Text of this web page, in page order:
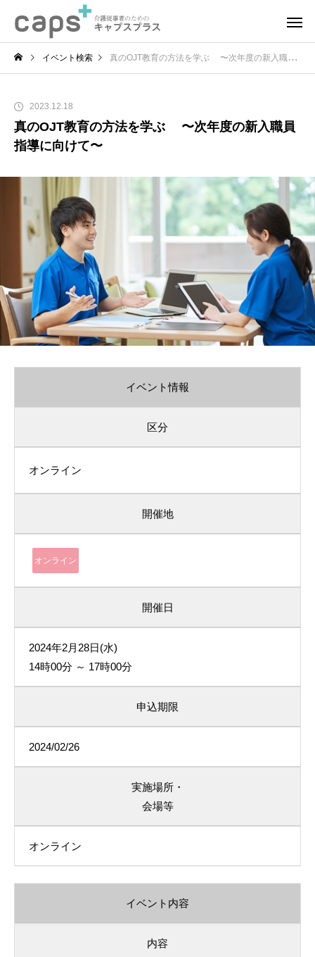
イベント検索 真のOJT教育の方法を学ぶ 〜次年度の新入職員指導に向けて〜
2023.12.18
真のOJT教育の方法を学ぶ 〜次年度の新入職員
指導に向けて〜
イベント情報
区分
オンライン
開催地
オンライン
開催日
2024年2月28日(水)
14時00分 ～ 17時00分
申込期限
2024/02/26
実施場所・
会場等
オンライン
イベント内容
内容